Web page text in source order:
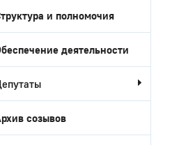
и полномочия
деятельности
созывов